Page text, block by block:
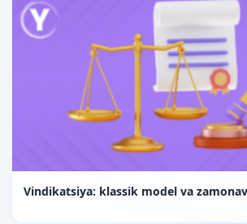
Vindikatsiya: klassik model va